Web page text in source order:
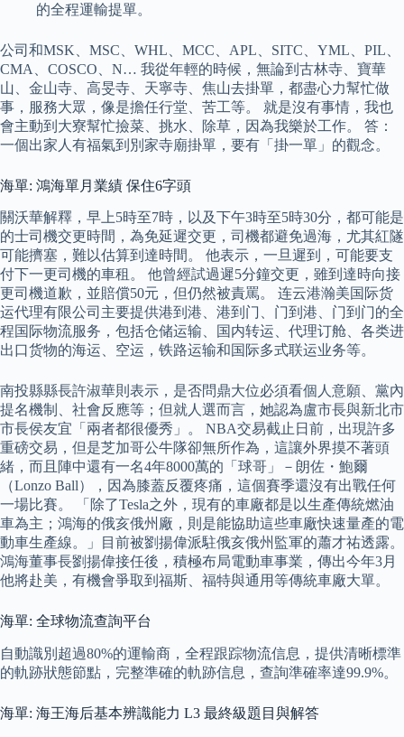
的全程運輸提單。
公司和MSK、MSC、WHL、MCC、APL、SITC、YML、PIL、
CMA、COSCO、N… 我從年輕的時候，無論到古林寺、寶華
山、金山寺、高旻寺、天寧寺、焦山去掛單，都盡心力幫忙做
事，服務大眾，像是擔任行堂、苦工等。 就是沒有事情，我也
會主動到大寮幫忙撿菜、挑水、除草，因為我樂於工作。 答：
一個出家人有福氣到別家寺廟掛單，要有「掛一單」的觀念。
海單: 鴻海單月業績 保住6字頭
關沃華解釋，早上5時至7時，以及下午3時至5時30分，都可能是
的士司機交更時間，為免延遲交更，司機都避免過海，尤其紅隧
可能擠塞，難以估算到達時間。 他表示，一旦遲到，可能要支
付下一更司機的車租。 他曾經試過遲5分鐘交更，雖到達時向接
更司機道歉，並賠償50元，但仍然被責罵。 连云港瀚美国际货
运代理有限公司主要提供港到港、港到门、门到港、门到门的全
程国际物流服务，包括仓储运输、国内转运、代理订舱、各类进
出口货物的海运、空运，铁路运输和国际多式联运业务等。
南投縣縣長許淑華則表示，是否問鼎大位必須看個人意願、黨內
提名機制、社會反應等；但就人選而言，她認為盧市長與新北市
市長侯友宜「兩者都很優秀」。 NBA交易截止日前，出現許多
重磅交易，但是芝加哥公牛隊卻無所作為，這讓外界摸不著頭
緒，而且陣中還有一名4年8000萬的「球哥」－朗佐・鮑爾
（Lonzo Ball），因為膝蓋反覆疼痛，這個賽季還沒有出戰任何
一場比賽。 「除了Tesla之外，現有的車廠都是以生產傳統燃油
車為主；鴻海的俄亥俄州廠，則是能協助這些車廠快速量產的電
動車生產線。」目前被劉揚偉派駐俄亥俄州監軍的蕭才祐透露。
鴻海董事長劉揚偉接任後，積極布局電動車事業，傳出今年3月
他將赴美，有機會爭取到福斯、福特與通用等傳統車廠大單。
海單: 全球物流查詢平台
自動識別超過80%的運輸商，全程跟踪物流信息，提供清晰標準
的軌跡狀態節點，完整準確的軌跡信息，查詢準確率達99.9%。
海單: 海王海后基本辨識能力 L3 最終級題目與解答